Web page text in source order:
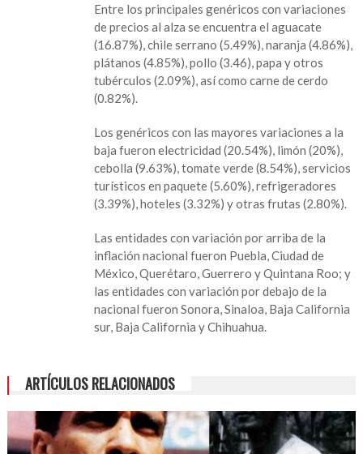
Entre los principales genéricos con variaciones
de precios al alza se encuentra el aguacate
(16.87%), chile serrano (5.49%), naranja (4.86%),
plátanos (4.85%), pollo (3.46), papa y otros
tubérculos (2.09%), así como carne de cerdo
(0.82%).
Los genéricos con las mayores variaciones a la
baja fueron electricidad (20.54%), limón (20%),
cebolla (9.63%), tomate verde (8.54%), servicios
turísticos en paquete (5.60%), refrigeradores
(3.39%), hoteles (3.32%) y otras frutas (2.80%).
Las entidades con variación por arriba de la
inflación nacional fueron Puebla, Ciudad de
México, Querétaro, Guerrero y Quintana Roo; y
las entidades con variación por debajo de la
nacional fueron Sonora, Sinaloa, Baja California
sur, Baja California y Chihuahua.
ARTÍCULOS RELACIONADOS